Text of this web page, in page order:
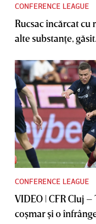
CONFERENCE LEAGUE
Rucsac încărcat
alte substanţe,
CONFERENCE LEAGUE
VIDEO | CFR Cluj
coşmar şi o